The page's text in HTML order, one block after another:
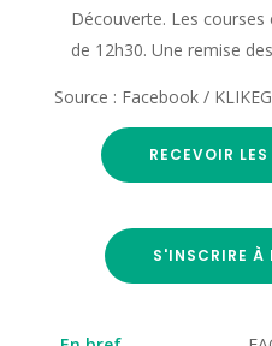
Découverte. Les
de 12h30. Une remise
Source : Facebook /
RECEVOIR
S'INSCRIRE À